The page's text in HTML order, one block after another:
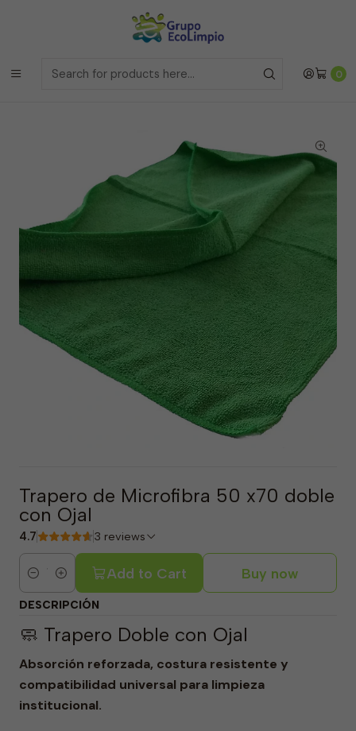
0
Envíos a la Region Metropolitana
compras antes de las 12 del medio día de
Envíos a todo Chilea traves de Bluexpress
Home Insumos e Implementos
Trapero de Microfibra 50 x70 doble con Ojal
Trapero de Microfibra 50 x70 doble
con Ojal
4.7 3 reviews
Quantity
Add to Cart Buy now
DESCRIPCIÓN
🧼 Trapero Doble con Ojal
Absorción reforzada, costura resistente y
compatibilidad universal para limpieza
institucional.